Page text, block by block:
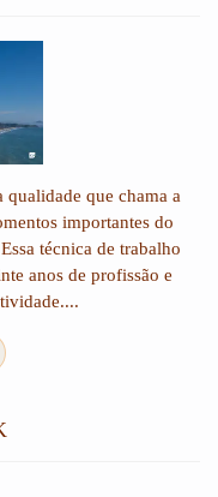
que chama a
importantes do
técnica de trabalho
anos de profissão e